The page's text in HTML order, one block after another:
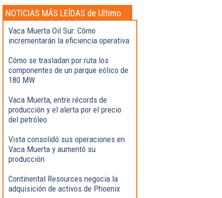
NOTICIAS MÁS LEÍDAS de Ultimo
momento
Vaca Muerta Oil Sur: Cómo
incrementarán la eficiencia operativa
Cómo se trasladan por ruta los
componentes de un parque eólico de
180 MW
Vaca Muerta, entre récords de
producción y el alerta por el precio
del petróleo
Vista consolidó sus operaciones en
Vaca Muerta y aumentó su
producción
Continental Resources negocia la
adquisición de activos de Phoenix